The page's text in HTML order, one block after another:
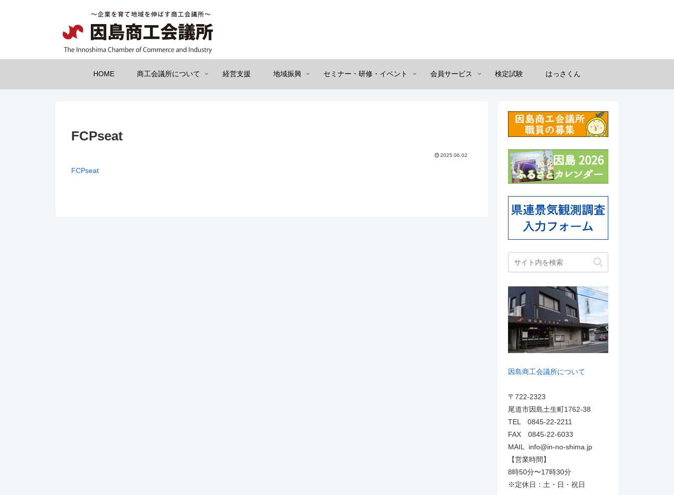
HOME 商工会議所について 経営支援 地域振興 セミナー・研修・イベント 会員サービス 検定試験 はっさくん
FCPseat
2025.06.02
FCPseat
因島商工会議所について
〒722-2323
尾道市因島土生町1762-38
TEL 0845-22-2211
FAX 0845-22-6033
MAIL info@in-no-shima.jp
【営業時間】
8時50分〜17時30分
※定休日：土・日・祝日